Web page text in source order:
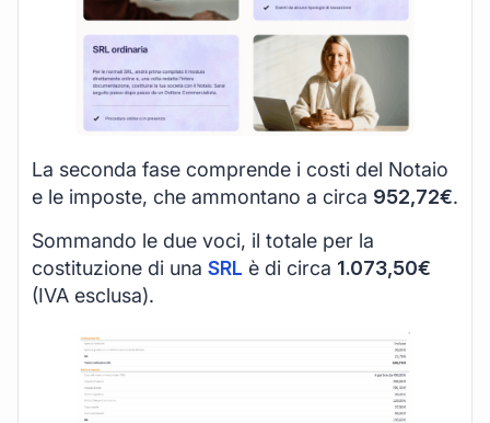
La seconda fase comprende i costi del Notaio
e le imposte, che ammontano a circa 952,72€.
Sommando le due voci, il totale per la
costituzione di una SRL è di circa 1.073,50€
(IVA esclusa).